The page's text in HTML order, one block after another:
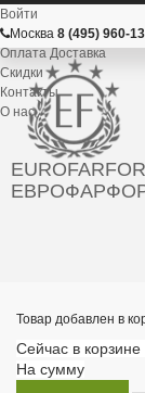
Войти
Москва 8 (495) 960-
Оплата Доставка
Скидки
Контакты
О нас
EUROFARFOR
Товар добавлен в
Сейчас в корзине
На сумму